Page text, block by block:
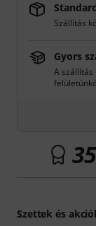
Szállítás
Gyors
A szállítás
35
Szettek és